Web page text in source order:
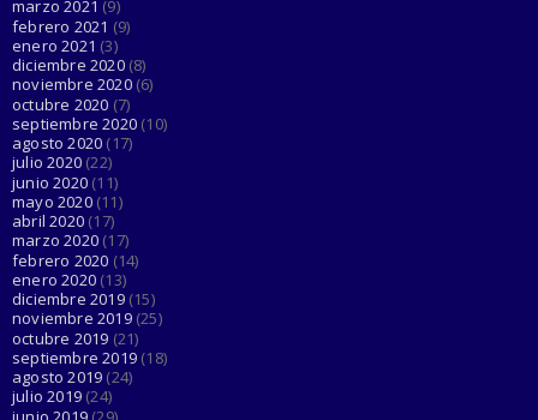
marzo 2021 (9)
febrero 2021 (9)
enero 2021 (3)
diciembre 2020(8)
noviembre 2020(6)
octubre 2020 (7)
septiembre 2020 (10)
agosto 2020 (17)
julio 2020 (22)
junio 2020 (11)
mayo 2020(11)
abril 2020 (17)
marzo 2020 (17)
febrero 2020 (14)
enero 2020 (13)
diciembre 2019(15)
noviembre 2019(25)
octubre 2019 (21)
septiembre 2019 (18)
agosto 2019 (24)
julio 2019 (24)